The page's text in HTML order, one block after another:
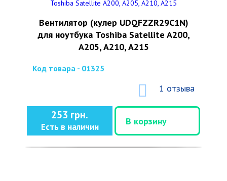
Вентилятор (кулер UDQFZZR29C1N)
для ноутбука Toshiba Satellite A200,
A205, A210, A215
Код товара - 01325
1 отзыва
253 грн.
Есть в наличии
В корзину